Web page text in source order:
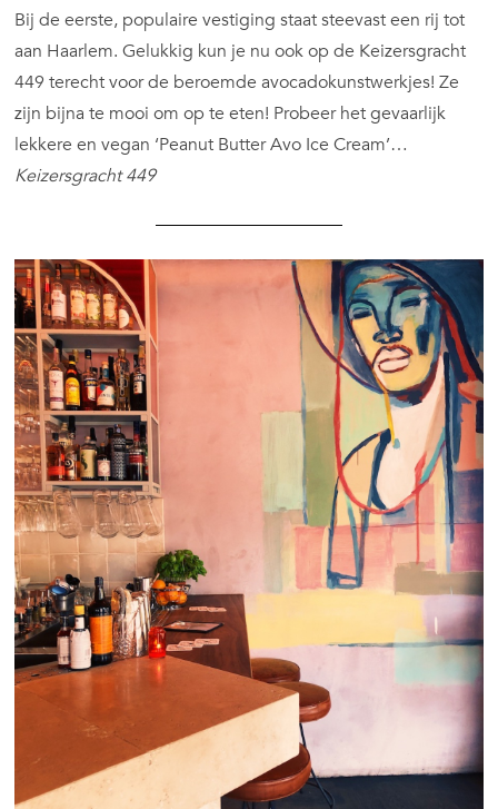
Bij de eerste, populaire vestiging staat steevast een rij tot
aan Haarlem. Gelukkig kun je nu ook op de Keizersgracht
449 terecht voor de beroemde avocadokunstwerkjes! Ze
zijn bijna te mooi om op te eten! Probeer het gevaarlijk
lekkere en vegan ‘Peanut Butter Avo Ice Cream’…
Keizersgracht 449